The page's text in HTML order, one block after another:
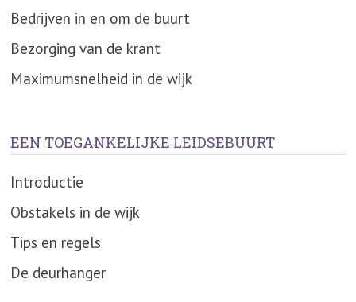
Bedrijven in en om de buurt
Bezorging van de krant
Maximumsnelheid in de wijk
EEN TOEGANKELIJKE LEIDSEBUURT
Introductie
Obstakels in de wijk
Tips en regels
De deurhanger